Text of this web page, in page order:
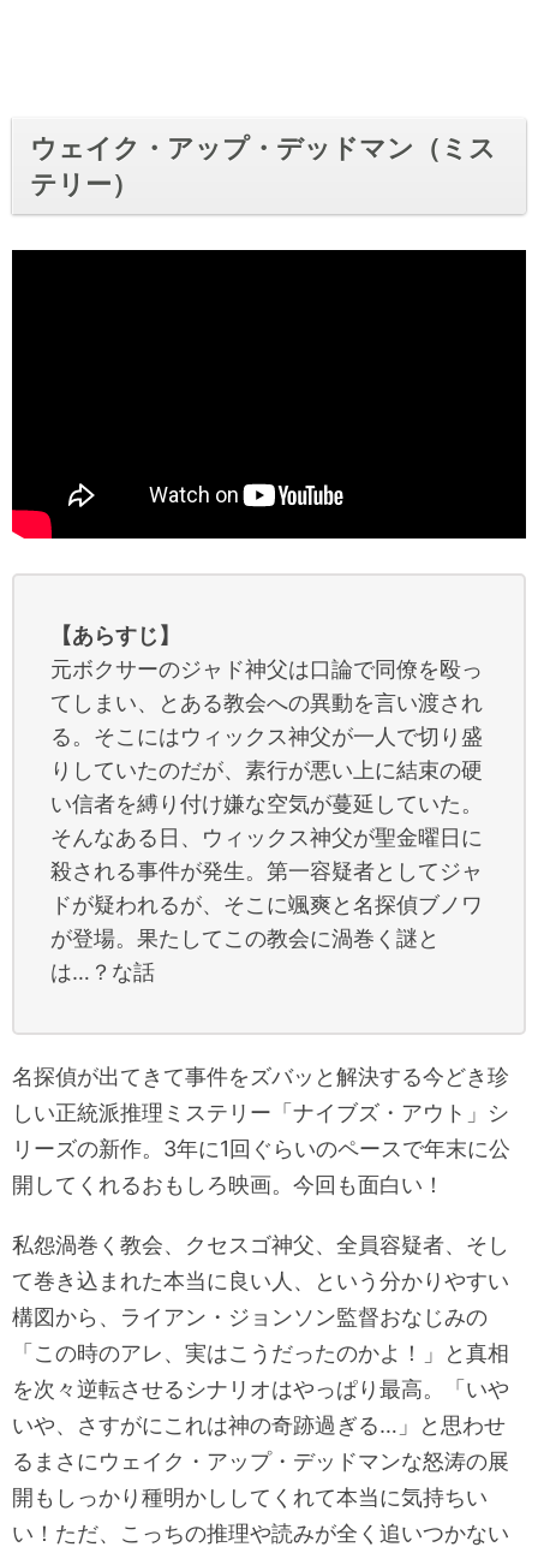
ウェイク・アップ・デッドマン（ミス
テリー）
【あらすじ】
元ボクサーのジャド神父は口論で同僚を殴っ
てしまい、とある教会への異動を言い渡され
る。そこにはウィックス神父が一人で切り盛
りしていたのだが、素行が悪い上に結束の硬
い信者を縛り付け嫌な空気が蔓延していた。
そんなある日、ウィックス神父が聖金曜日に
殺される事件が発生。第一容疑者としてジャ
ドが疑われるが、そこに颯爽と名探偵ブノワ
が登場。果たしてこの教会に渦巻く謎と
は…？な話
名探偵が出てきて事件をズバッと解決する今どき珍
しい正統派推理ミステリー「ナイブズ・アウト」シ
リーズの新作。3年に1回ぐらいのペースで年末に公
開してくれるおもしろ映画。今回も面白い！
私怨渦巻く教会、クセスゴ神父、全員容疑者、そし
て巻き込まれた本当に良い人、という分かりやすい
構図から、ライアン・ジョンソン監督おなじみの
「この時のアレ、実はこうだったのかよ！」と真相
を次々逆転させるシナリオはやっぱり最高。「いや
いや、さすがにこれは神の奇跡過ぎる…」と思わせ
るまさにウェイク・アップ・デッドマンな怒涛の展
開もしっかり種明かししてくれて本当に気持ちい
い！ただ、こっちの推理や読みが全く追いつかない